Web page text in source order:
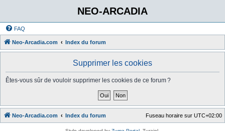
NEO-ARCADIA
FAQ
Neo-Arcadia.com Index du forum
Supprimer les cookies
Êtes-vous sûr de vouloir supprimer les cookies de ce forum ?
Neo-Arcadia.com Index du forum Fuseau horaire sur UTC+02:00